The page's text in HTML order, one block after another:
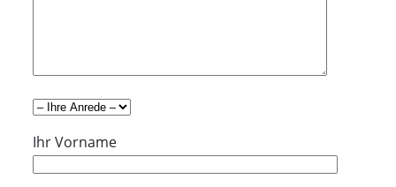
Ihr Vorname